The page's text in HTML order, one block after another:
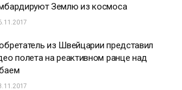
Землю из космоса
из Швейцарии представил
полета на реактивном ранце над